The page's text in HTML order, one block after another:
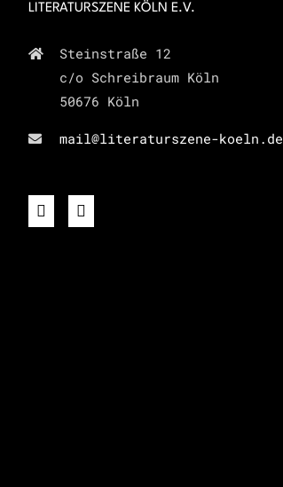
LITERATURSZENE KÖLN E.V.
Steinstraße 12
c/o Schreibraum Köln
50676 Köln
mail@literaturszene-koeln.de